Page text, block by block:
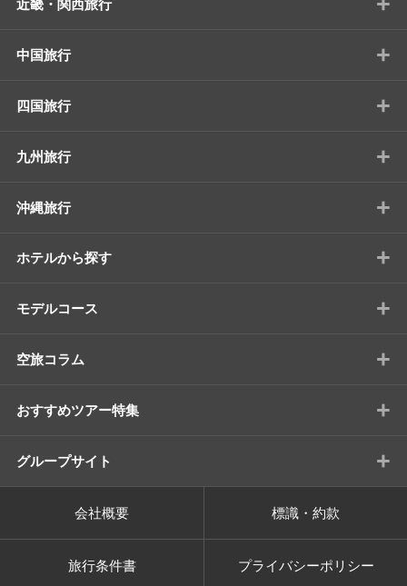
近畿・関西旅行
中国旅行 +
四国旅行 +
九州旅行 +
沖縄旅行 +
ホテルから探す +
モデルコース +
空旅コラム +
おすすめツアー特集 +
グループサイト +
会社概要 標識・約款
旅行条件書 プライバシーポリシー